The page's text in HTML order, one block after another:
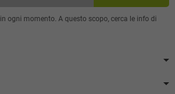
ogni momento. A questo scopo, cerca le info di